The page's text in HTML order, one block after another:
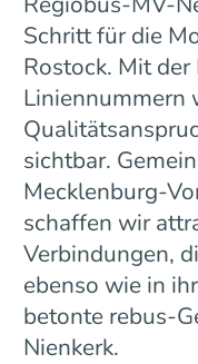
Schritt für die
Rostock. Mit
Liniennummern
sichtbar.
Mecklenburg-
schaffen wir
Verbindungen,
ebenso wie in
betonte rebus-
Nienkerk.